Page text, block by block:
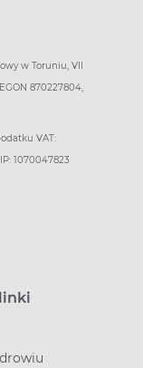
w Toruniu, VII
870227804,
VAT:
1070047823